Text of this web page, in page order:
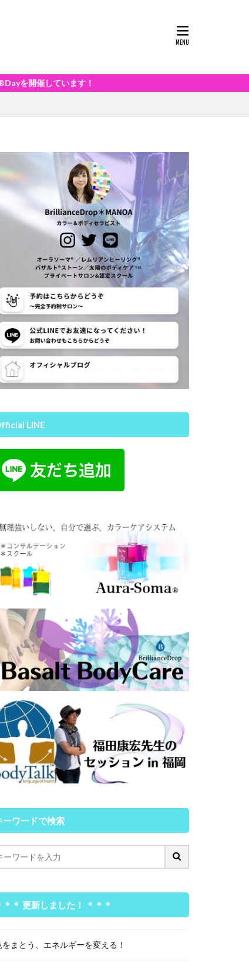
す！
LINE
ーワードで検索
＊＊ 更新しました！ ＊＊＊
をまとう、エネルギーを変える！